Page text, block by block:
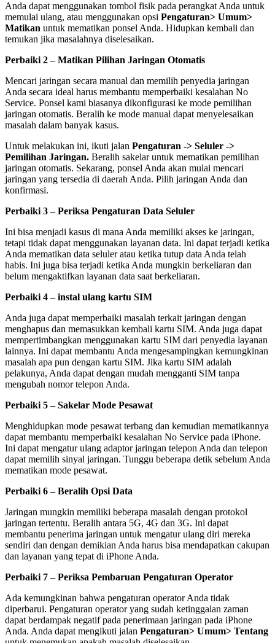
Anda dapat menggunakan tombol fisik pada perangkat Anda untuk
memulai ulang, atau menggunakan opsi Pengaturan> Umum>
Matikan untuk mematikan ponsel Anda. Hidupkan kembali dan
temukan jika masalahnya diselesaikan.
Perbaiki 2 – Matikan Pilihan Jaringan Otomatis
Mencari jaringan secara manual dan memilih penyedia jaringan
Anda secara ideal harus membantu memperbaiki kesalahan No
Service. Ponsel kami biasanya dikonfigurasi ke mode pemilihan
jaringan otomatis. Beralih ke mode manual dapat menyelesaikan
masalah dalam banyak kasus.
Untuk melakukan ini, ikuti jalan Pengaturan -> Seluler ->
Pemilihan Jaringan. Beralih sakelar untuk mematikan pemilihan
jaringan otomatis. Sekarang, ponsel Anda akan mulai mencari
jaringan yang tersedia di daerah Anda. Pilih jaringan Anda dan
konfirmasi.
Perbaiki 3 – Periksa Pengaturan Data Seluler
Ini bisa menjadi kasus di mana Anda memiliki akses ke jaringan,
tetapi tidak dapat menggunakan layanan data. Ini dapat terjadi ketika
Anda mematikan data seluler atau ketika tutup data Anda telah
habis. Ini juga bisa terjadi ketika Anda mungkin berkeliaran dan
belum mengaktifkan layanan data saat berkeliaran.
Perbaiki 4 – instal ulang kartu SIM
Anda juga dapat memperbaiki masalah terkait jaringan dengan
menghapus dan memasukkan kembali kartu SIM. Anda juga dapat
mempertimbangkan menggunakan kartu SIM dari penyedia layanan
lainnya. Ini dapat membantu Anda mengesampingkan kemungkinan
masalah apa pun dengan kartu SIM. Jika kartu SIM adalah
pelakunya, Anda dapat dengan mudah mengganti SIM tanpa
mengubah nomor telepon Anda.
Perbaiki 5 – Sakelar Mode Pesawat
Menghidupkan mode pesawat terbang dan kemudian mematikannya
dapat membantu memperbaiki kesalahan No Service pada iPhone.
Ini dapat mengatur ulang adaptor jaringan telepon Anda dan telepon
dapat memilih sinyal jaringan. Tunggu beberapa detik sebelum Anda
mematikan mode pesawat.
Perbaiki 6 – Beralih Opsi Data
Jaringan mungkin memiliki beberapa masalah dengan protokol
jaringan tertentu. Beralih antara 5G, 4G dan 3G. Ini dapat
membantu penerima jaringan untuk mengatur ulang diri mereka
sendiri dan dengan demikian Anda harus bisa mendapatkan cakupan
dan layanan yang tepat di iPhone Anda.
Perbaiki 7 – Periksa Pembaruan Pengaturan Operator
Ada kemungkinan bahwa pengaturan operator Anda tidak
diperbarui. Pengaturan operator yang sudah ketinggalan zaman
dapat berdampak negatif pada penerimaan jaringan pada iPhone
Anda. Anda dapat mengikuti jalan Pengaturan> Umum> Tentang